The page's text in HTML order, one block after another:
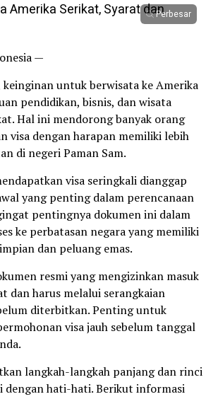
Perbesar
—
keinginan untuk berwisata ke Amerika
pendidikan, bisnis, dan wisata
Hal ini mendorong banyak orang
visa dengan harapan memiliki lebih
di negeri Paman Sam.
visa seringkali dianggap
yang penting dalam perencanaan
pentingnya dokumen ini dalam
ke perbatasan negara yang memiliki
dan peluang emas.
resmi yang mengizinkan masuk
dan harus melalui serangkaian
diterbitkan. Penting untuk
visa jauh sebelum tanggal
langkah-langkah panjang dan rinci
dengan hati-hati. Berikut informasi